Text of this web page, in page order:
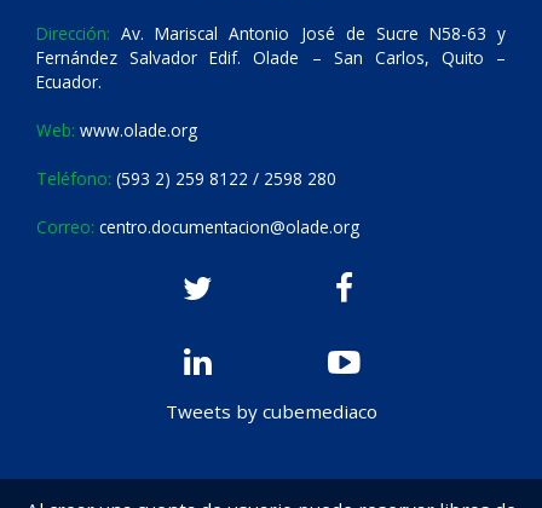
Dirección: Av. Mariscal Antonio José de Sucre N58-63 y
Fernández Salvador Edif. Olade – San Carlos, Quito –
Ecuador.
Web: www.olade.org
Teléfono: (593 2) 259 8122 / 2598 280
Correo: centro.documentacion@olade.org
Tweets by cubemediaco